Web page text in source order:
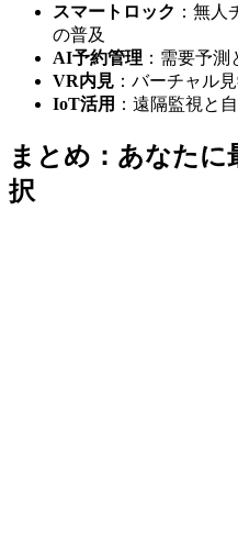
スマートロック ：無人
の普及
AI予約管理 ：需要予
VR内見 ：バーチャル
IoT活用 ：遠隔監視と
まとめ：あなたに
択